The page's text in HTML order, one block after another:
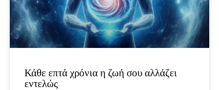
Κάθε επτά χρόνια η ζωή σου αλλάζει
εντελώς